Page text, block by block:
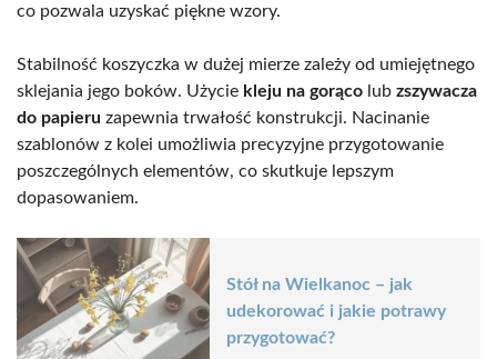
co pozwala uzyskać piękne wzory.
Stabilność koszyczka w dużej mierze zależy od umiejętnego
sklejania jego boków. Użycie kleju na gorąco lub zszywacza
do papieru zapewnia trwałość konstrukcji. Nacinanie
szablonów z kolei umożliwia precyzyjne przygotowanie
poszczególnych elementów, co skutkuje lepszym
dopasowaniem.
Stół na Wielkanoc – jak
udekorować i jakie potrawy
przygotować?